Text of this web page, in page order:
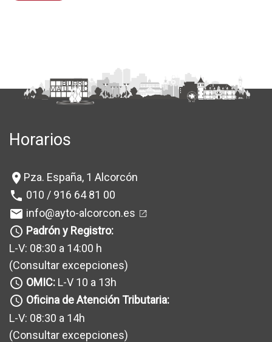
Horarios
location_on Pza. España, 1 Alcorcón
phone 010 / 916 64 81 00
mail info@ayto-alcorcon.es
query_builder Padrón y Registro:
L-V: 08:30 a 14:00 h
(Consultar excepciones)
query_builder OMIC: L-V 10 a 13h
query_builder Oficina de Atención Tributaria:
L-V: 08:30 a 14h
(Consultar excepciones)